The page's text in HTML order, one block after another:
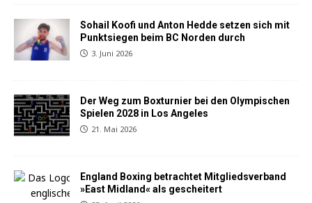
Sohail Koofi und Anton Hedde setzen sich mit
Punktsiegen beim BC Norden durch
3. Juni 2026
Der Weg zum Boxturnier bei den Olympischen
Spielen 2028 in Los Angeles
21. Mai 2026
England Boxing betrachtet Mitgliedsverband
»East Midland« als gescheitert